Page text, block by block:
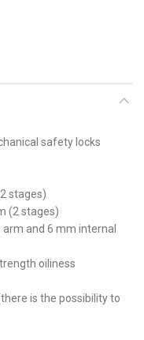
safety locks
stages)
(2 stages)
and 6 mm internal
oiliness
is the possibility to